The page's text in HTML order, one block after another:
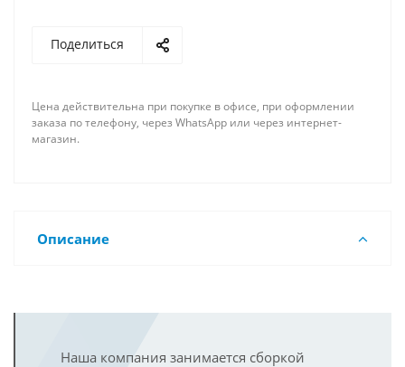
Поделиться
Цена действительна при покупке в офисе, при оформлении
заказа по телефону, через WhatsApp или через интернет-
магазин.
Описание
Наша компания занимается сборкой